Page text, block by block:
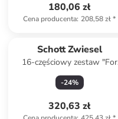
180,06 zł
Cena producenta: 208,58 zł*
Schott Zwiesel
16-częściowy zestaw "For
you"
-24%
320,63 zł